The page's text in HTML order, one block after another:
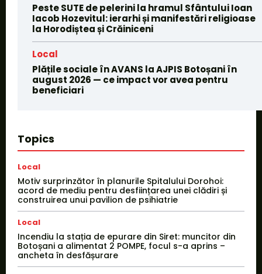
Peste SUTE de pelerini la hramul Sfântului Ioan
Iacob Hozevitul: ierarhi și manifestări religioase
la Horodiștea și Crăiniceni
Local
Plățile sociale în AVANS la AJPIS Botoșani în
august 2026 — ce impact vor avea pentru
beneficiari
Topics
Local
Motiv surprinzător în planurile Spitalului Dorohoi:
acord de mediu pentru desființarea unei clădiri și
construirea unui pavilion de psihiatrie
Local
Incendiu la stația de epurare din Siret: muncitor din
Botoșani a alimentat 2 POMPE, focul s-a aprins –
ancheta în desfășurare